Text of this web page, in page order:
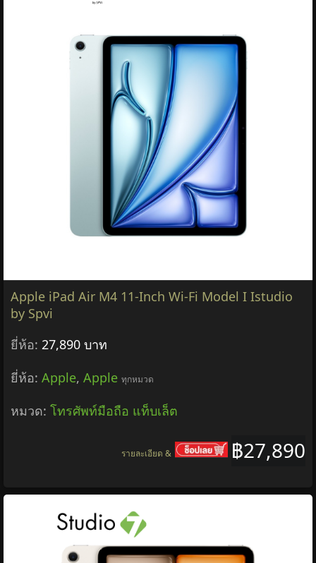
Apple iPad Air M4 11-Inch Wi-Fi Model I Istudio
by Spvi
ยี่ห้อ: 27,890 บาท
ยี่ห้อ: Apple, Apple ทุกหมวด
หมวด: โทรศัพท์มือถือ แท็บเล็ต
฿27,890
รายละเอียด &